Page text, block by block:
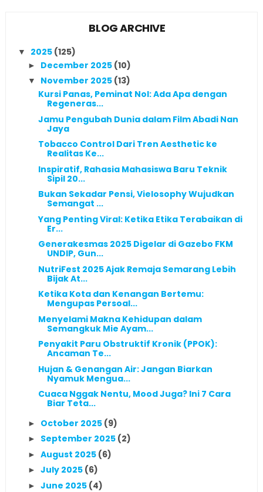
BLOG ARCHIVE
▼ 2025 (125)
► December 2025 (10)
▼ November 2025 (13)
Kursi Panas, Peminat Nol: Ada Apa dengan
Regeneras...
Jamu Pengubah Dunia dalam Film Abadi Nan
Jaya
Tobacco Control Dari Tren Aesthetic ke
Realitas Ke...
Inspiratif, Rahasia Mahasiswa Baru Teknik
Sipil 20...
Bukan Sekadar Pensi, Vielosophy Wujudkan
Semangat ...
Yang Penting Viral: Ketika Etika Terabaikan di
Er...
Generakesmas 2025 Digelar di Gazebo FKM
UNDIP, Gun...
NutriFest 2025 Ajak Remaja Semarang Lebih
Bijak At...
Ketika Kota dan Kenangan Bertemu:
Mengupas Persoal...
Menyelami Makna Kehidupan dalam
Semangkuk Mie Ayam...
Penyakit Paru Obstruktif Kronik (PPOK):
Ancaman Te...
Hujan & Genangan Air: Jangan Biarkan
Nyamuk Mengua...
Cuaca Nggak Nentu, Mood Juga? Ini 7 Cara
Biar Teta...
► October 2025 (9)
► September 2025 (2)
► August 2025 (6)
► July 2025 (6)
► June 2025 (4)